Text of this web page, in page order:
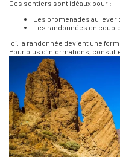
Ces sentiers sont idéaux pour :
Les promenades au lever
Les randonnées en
Ici, la randonnée devient une
Pour plus d’informations,